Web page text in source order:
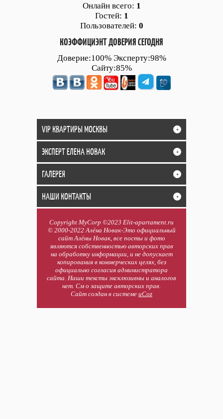
Онлайн всего: 1
Гостей: 1
Пользователей: 0
КОЭФФИЦИЭНТ ДОВЕРИЯ СЕГОДНЯ
Доверие:100% Эксперту:98%
Сайту:85%
VIP КВАРТИРЫ МОСКВЫ +
ЭКСПЕРТ ЕЛЕНА НОВАК +
ГАЛЕРЕЯ +
НАШИ КОНТАКТЫ +
Copyright MyCorp ©2023 Elit-apartament.ru
© 2000-2022 Алёна Новак-Это официальный
сайт Алёны Новак, все посты и фото
являются собственностью авторских прав
на обработку информации, и не допускает
копирования в коммерческих целях, без
официально согласия администратора
сайта. Наши тексты эксклюзивны и аналогов
нет. См о защите авторских прав.
Сайт создан в системе uCoz